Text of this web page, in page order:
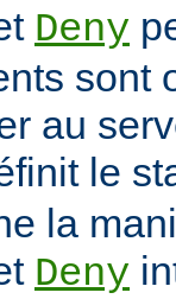
Deny
sont
au
le
la
Deny